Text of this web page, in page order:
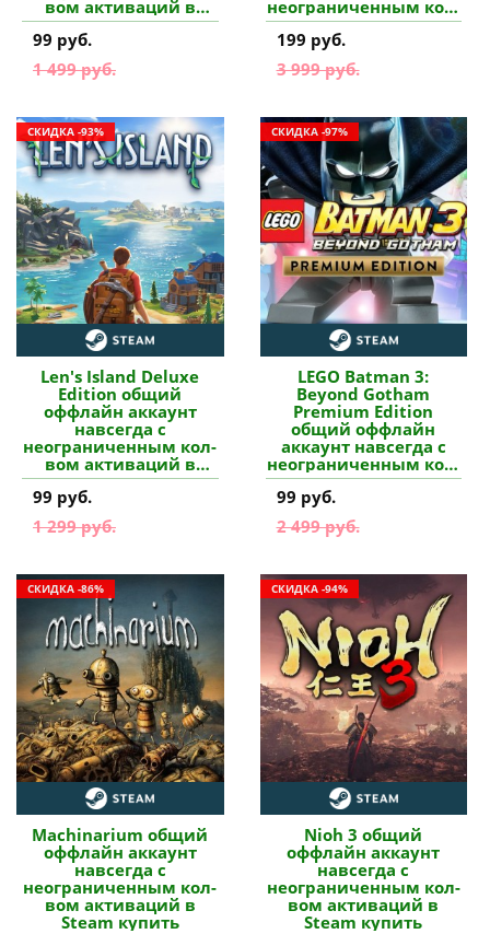
вом активаций в
Steam купить
99 руб.
1 499 руб.
неограниченным кол-
вом активаций в
Steam купить
199 руб.
3 999 руб.
СКИДКА -93%
Len's Island Deluxe
Edition общий
оффлайн аккаунт
навсегда с
неограниченным кол-
вом активаций в
Steam купить
99 руб.
1 299 руб.
СКИДКА -97%
LEGO Batman 3:
Beyond Gotham
Premium Edition
общий оффлайн
аккаунт навсегда с
неограниченным кол-
вом активаций в
Steam купить
99 руб.
2 499 руб.
СКИДКА -86%
Machinarium общий
оффлайн аккаунт
навсегда с
неограниченным кол-
вом активаций в
Steam купить
СКИДКА -94%
Nioh 3 общий
оффлайн аккаунт
навсегда с
неограниченным кол-
вом активаций в
Steam купить